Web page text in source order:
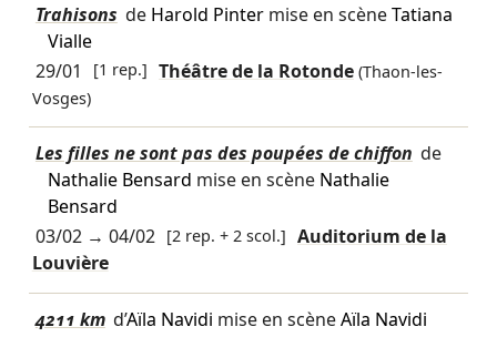
Trahisons de Harold Pintermise en scèneTatiana
Vialle
29/01
[1 rep.] Théâtre de la Rotonde (Thaon-les-
Vosges)
Les filles ne sont pas des poupées de chiffon de
Nathalie Bensard mise en scène Nathalie
Bensard
03/02→ 04/02 [2 rep. + 2 scol.] Auditorium de la
Louvière
4211 km d’Aïla Navidi mise en scèneAïla Navidi